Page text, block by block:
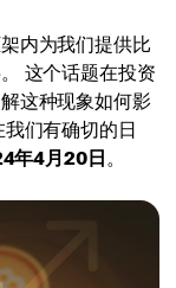
内为我们提供比
这个话题在投资
这种现象如何影
们有确切的日
年4月20日。